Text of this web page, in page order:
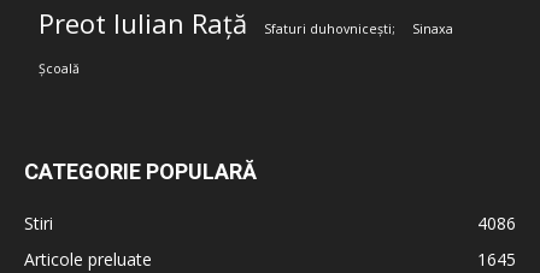
Preot Iulian Rață Sfaturi duhovnicești; Sinaxa
Școală
CATEGORIE POPULARĂ
Stiri
4086
Articole preluate
1645